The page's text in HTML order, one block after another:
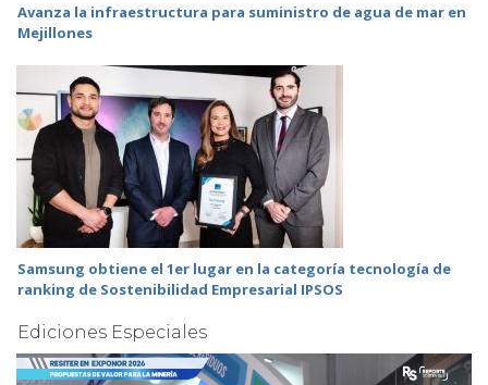
Avanza la infraestructura para suministro de agua de mar en
Mejillones
Samsung obtiene el 1er lugar en la categoría tecnología de
ranking de Sostenibilidad Empresarial IPSOS
Ediciones Especiales